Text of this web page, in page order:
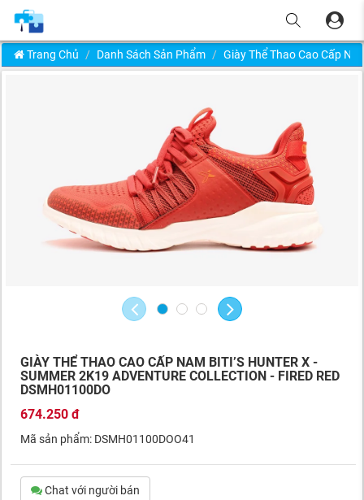
Trang Chủ Danh Sách Sản Phẩm Giày Thể Thao Cao Cấp
GIÀY THỂ THAO CAO CẤP NAM BITI’S HUNTER X -
SUMMER 2K19 ADVENTURE COLLECTION - FIRED RED
DSMH01100DO
674.250 đ
Mã sản phẩm: DSMH01100DOO41
Chat với người bán